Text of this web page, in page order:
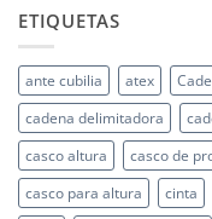
ETIQUETAS
ante cubilia atex
cadena delimitadora
casco altura
casco de
casco para altura
cinta